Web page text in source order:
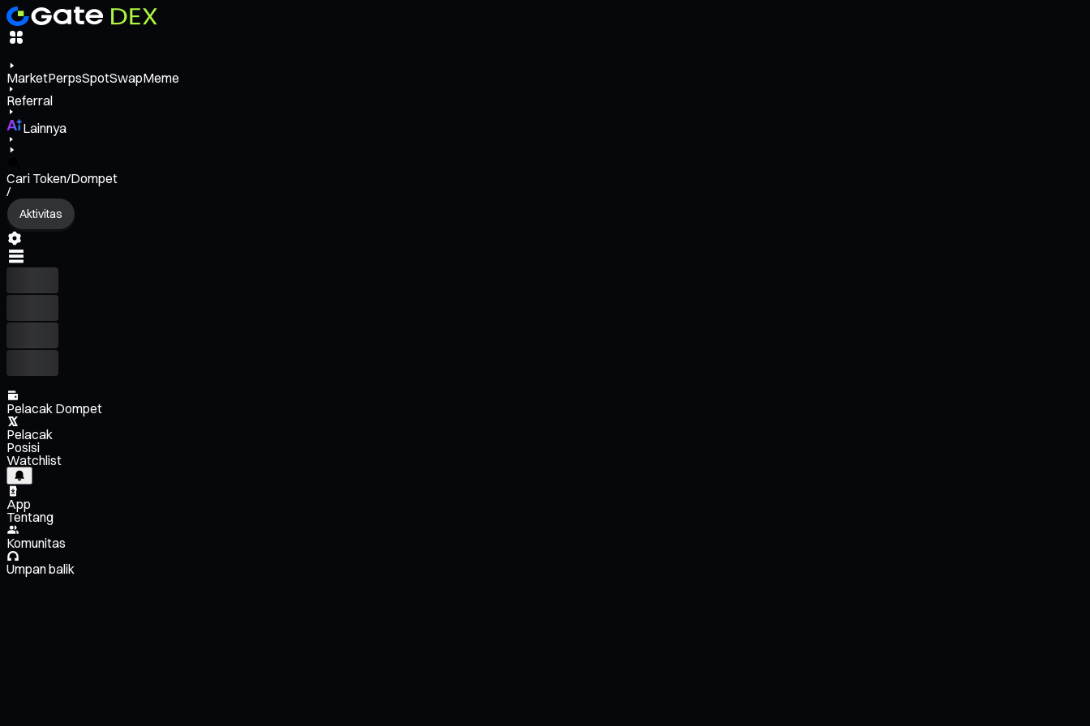
MarketPerpsSpotSwapMeme
Referral
Lainnya
Cari Token/Dompet
/
Aktivitas
Pelacak Dompet
Pelacak
Posisi
Watchlist
App
Tentang
Komunitas
Umpan balik